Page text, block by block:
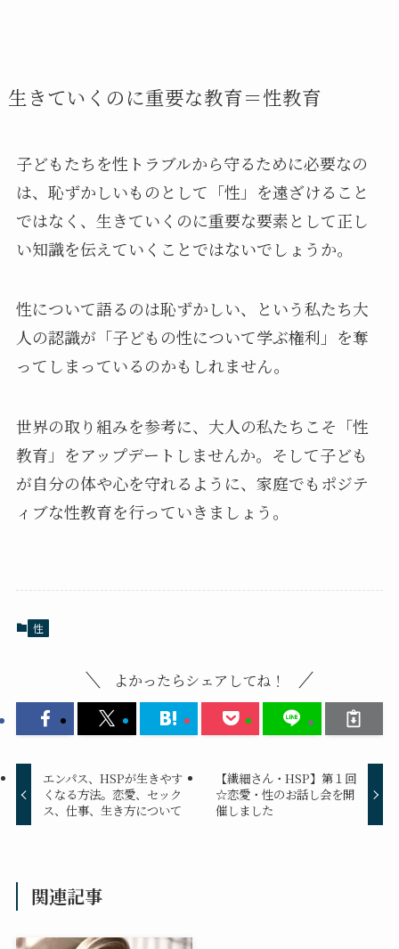
生きていくのに重要な教育＝性教育
子どもたちを性トラブルから守るために必要なの
は、恥ずかしいものとして「性」を遠ざけること
ではなく、生きていくのに重要な要素として正し
い知識を伝えていくことではないでしょうか。
性について語るのは恥ずかしい、という私たち大
人の認識が「子どもの性について学ぶ権利」を奪
ってしまっているのかもしれません。
世界の取り組みを参考に、大人の私たちこそ「性
教育」をアップデートしませんか。そして子ども
が自分の体や心を守れるように、家庭でもポジテ
ィブな性教育を行っていきましょう。
性
よかったらシェアしてね！
エンパス、HSPが生きやす
くなる方法。恋愛、セック
ス、仕事、生き方について
【繊細さん・HSP】第１回
☆恋愛・性のお話し会を開
催しました
関連記事